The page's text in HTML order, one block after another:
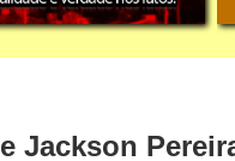
Jackson